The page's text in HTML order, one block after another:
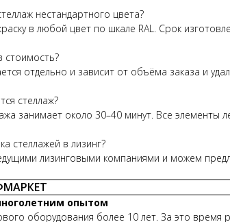
нестандартного цвета?
в любой цвет по шкале RAL. Срок
стоимость?
отдельно и зависит от объёма заказа и
стеллаж?
занимает около 30–40 минут. Все элементы
стеллажей в лизинг?
лизинговыми компаниями и можем
опытом
оборудования более 10 лет. За это время